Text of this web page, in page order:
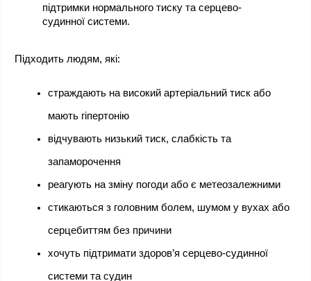
підтримки нормального тиску та серцево-
судинної системи.
Підходить людям, які:
страждають на високий артеріальний тиск або
мають гіпертонію
відчувають низький тиск, слабкість та
запаморочення
реагують на зміну погоди або є метеозалежними
стикаються з головним болем, шумом у вухах або
серцебиттям без причини
хочуть підтримати здоров’я серцево-судинної
системи та судин